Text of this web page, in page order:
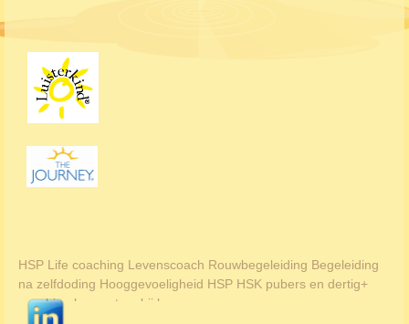
HSP Life coaching Levenscoach Rouwbegeleiding Begeleiding
na zelfdoding Hooggevoeligheid HSP HSK pubers en dertig+
coaching burnout en bij levensvragen